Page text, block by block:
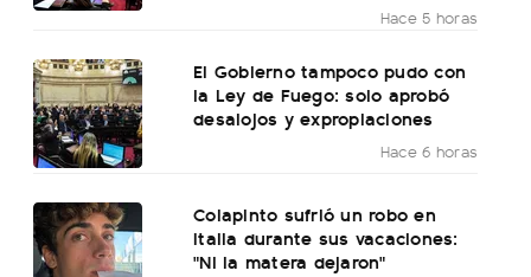
Hace 5 horas
El Gobierno tampoco pudo con
la Ley de Fuego: solo aprobó
desalojos y expropiaciones
Hace 6 horas
Colapinto sufrió un robo en
Italia durante sus vacaciones:
"Ni la matera dejaron"